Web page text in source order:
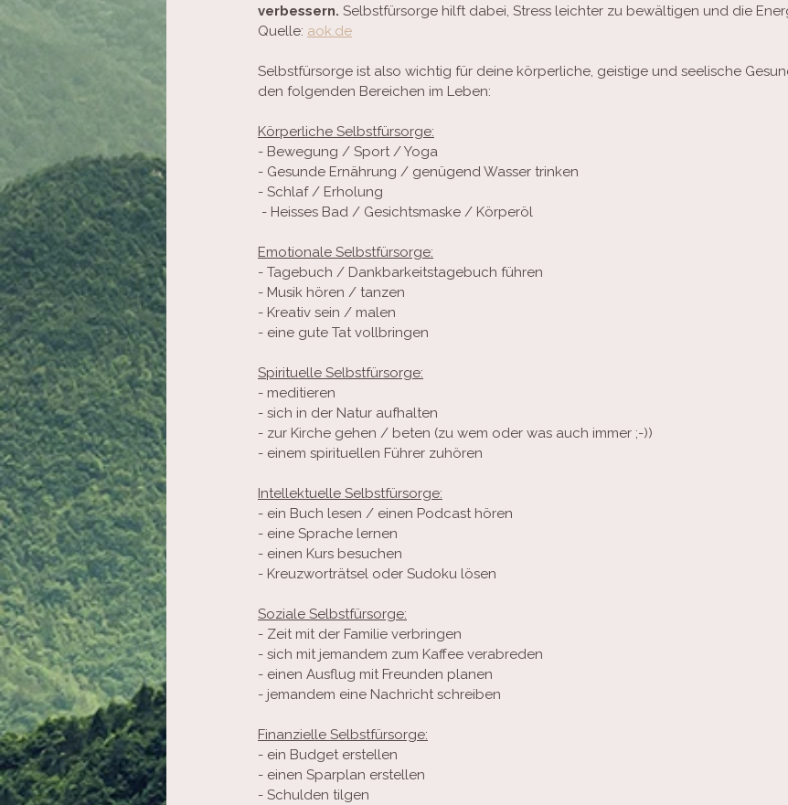
verbessern. Selbstfürsorge hilft dabei, Stress leichter zu bewältigen und die
Quelle: aok.de
Selbstfürsorge ist also wichtig für deine körperliche, geistige und seelische
den folgenden Bereichen im Leben:
Körperliche Selbstfürsorge:
- Bewegung / Sport / Yoga
- Gesunde Ernährung / genügend Wasser trinken
- Schlaf / Erholung
- Heisses Bad / Gesichtsmaske / Körperöl
Emotionale Selbstfürsorge:
- Tagebuch / Dankbarkeitstagebuch führen
- Musik hören / tanzen
- Kreativ sein / malen
- eine gute Tat vollbringen
Spirituelle Selbstfürsorge:
- meditieren
- sich in der Natur aufhalten
- zur Kirche gehen / beten (zu wem oder was auch immer ;-))
- einem spirituellen Führer zuhören
Intellektuelle Selbstfürsorge:
- ein Buch lesen / einen Podcast hören
- eine Sprache lernen
- einen Kurs besuchen
- Kreuzworträtsel oder Sudoku lösen
Soziale Selbstfürsorge:
- Zeit mit der Familie verbringen
- sich mit jemandem zum Kaffee verabreden
- einen Ausflug mit Freunden planen
- jemandem eine Nachricht schreiben
Finanzielle Selbstfürsorge:
- ein Budget erstellen
- einen Sparplan erstellen
- Schulden tilgen